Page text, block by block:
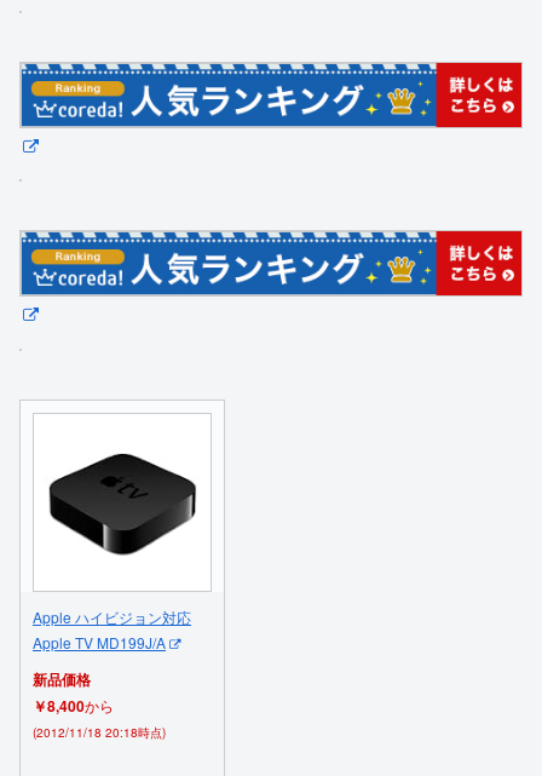
Apple ハイビジョン対応
Apple TV MD199J/A
新品価格
￥8,400から
(2012/11/18 20:18時点)